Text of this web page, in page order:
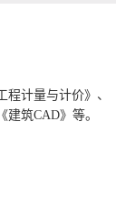
程计量与计价》、
筑CAD》等。